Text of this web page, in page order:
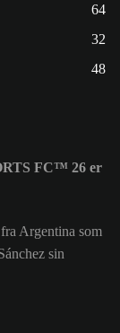
64
32
48
FC™ 26 er
Argentina som
sin